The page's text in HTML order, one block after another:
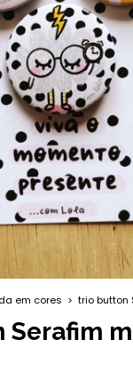
em cores > trio button